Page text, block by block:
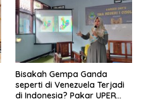
Bisakah Gempa Ganda
seperti di Venezuela Terjadi
di Indonesia? Pakar UPER